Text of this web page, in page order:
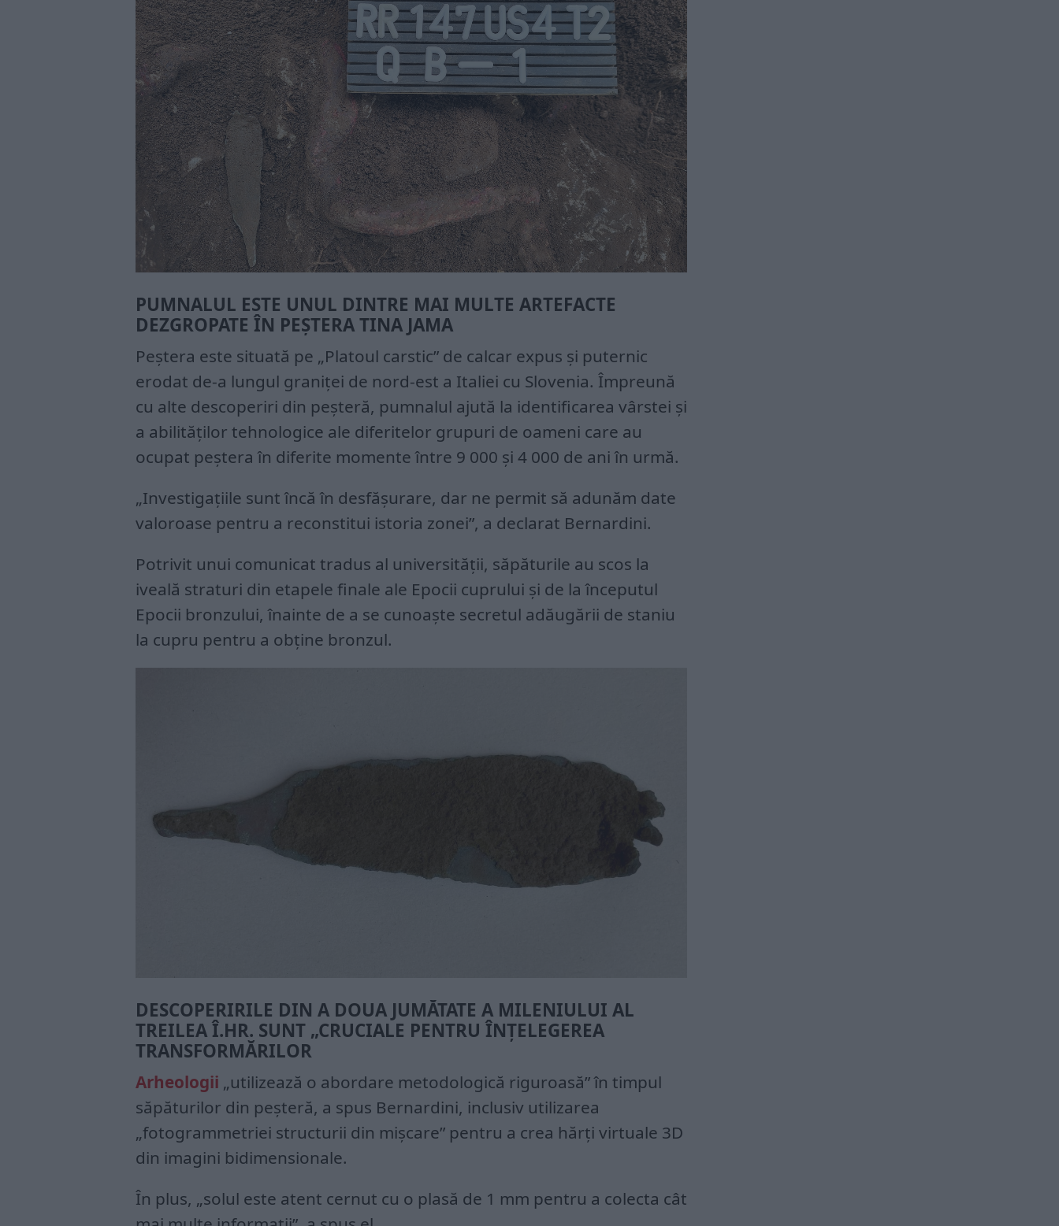
PUMNALUL ESTE UNUL DINTRE MAI MULTE ARTEFACTE
DEZGROPATE ÎN PEȘTERA TINA JAMA
Peștera este situată pe „Platoul carstic” de calcar expus și puternic
erodat de-a lungul graniței de nord-est a Italiei cu Slovenia. Împreună
cu alte descoperiri din peșteră, pumnalul ajută la identificarea vârstei și
a abilităților tehnologice ale diferitelor grupuri de oameni care au
ocupat peștera în diferite momente între 9 000 și 4 000 de ani în urmă.
„Investigațiile sunt încă în desfășurare, dar ne permit să adunăm date
valoroase pentru a reconstitui istoria zonei”, a declarat Bernardini.
Potrivit unui comunicat tradus al universității, săpăturile au scos la
iveală straturi din etapele finale ale Epocii cuprului și de la începutul
Epocii bronzului, înainte de a se cunoaște secretul adăugării de staniu
la cupru pentru a obține bronzul.
DESCOPERIRILE DIN A DOUA JUMĂTATE A MILENIULUI AL
TREILEA Î.HR. SUNT „CRUCIALE PENTRU ÎNȚELEGEREA
TRANSFORMĂRILOR
Arheologii „utilizează o abordare metodologică riguroasă” în timpul
săpăturilor din peșteră, a spus Bernardini, inclusiv utilizarea
„fotogrammetriei structurii din mișcare” pentru a crea hărți virtuale 3D
din imagini bidimensionale.
În plus, „solul este atent cernut cu o plasă de 1 mm pentru a colecta cât